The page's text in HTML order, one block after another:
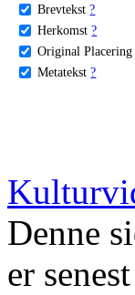
Brevtekst ?
Herkomst ?
Original Placering
Metatekst ?
Denne
er